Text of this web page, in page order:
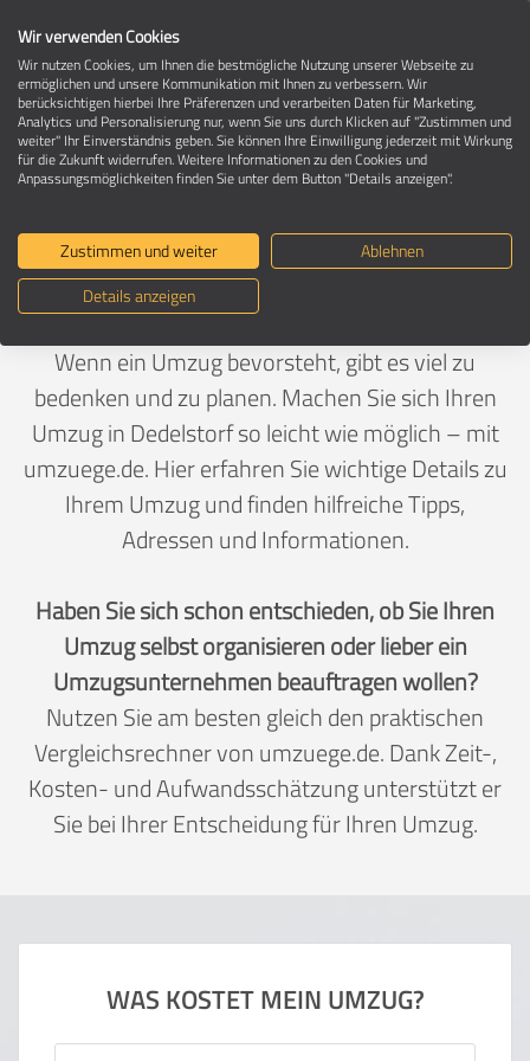
Umzug in 29386 Dedelstorf
Ein Umzug ist Vertrauenssache
Deutschland>Niedersachsen>Gifhorn, Landkreis>
Dedelstorf
Wenn ein Umzug bevorsteht, gibt es viel zu
bedenken und zu planen. Machen Sie sich Ihren
Umzug in Dedelstorf so leicht wie möglich – mit
umzuege.de. Hier erfahren Sie wichtige Details zu
Ihrem Umzug und finden hilfreiche Tipps,
Adressen und Informationen.
Haben Sie sich schon entschieden, ob Sie Ihren
Umzug selbst organisieren oder lieber ein
Umzugsunternehmen beauftragen wollen?
Nutzen Sie am besten gleich den praktischen
Vergleichsrechner von umzuege.de. Dank Zeit-,
Kosten- und Aufwandsschätzung unterstützt er
Sie bei Ihrer Entscheidung für Ihren Umzug.
WAS KOSTET MEIN UMZUG?
Wir verwenden Cookies
Wir nutzen Cookies, um Ihnen die bestmögliche Nutzung unserer Webseite zu
ermöglichen und unsere Kommunikation mit Ihnen zu verbessern. Wir
berücksichtigen hierbei Ihre Präferenzen und verarbeiten Daten für Marketing,
Analytics und Personalisierung nur, wenn Sie uns durch Klicken auf "Zustimmen und
weiter" Ihr Einverständnis geben. Sie können Ihre Einwilligung jederzeit mit Wirkung
für die Zukunft widerrufen. Weitere Informationen zu den Cookies und
Anpassungsmöglichkeiten finden Sie unter dem Button "Details anzeigen".
Zustimmen und weiter
Ablehnen
Details anzeigen